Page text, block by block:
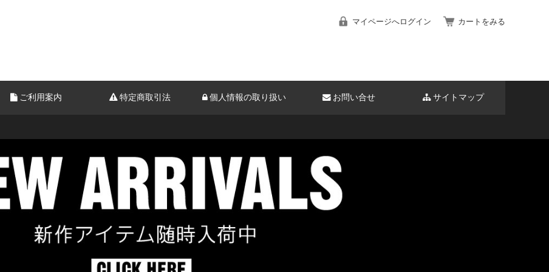
マイページへログイン カートをみる
ご利用案内 特定商取引法 個人情報の取り扱い お問い合せ サイトマップ